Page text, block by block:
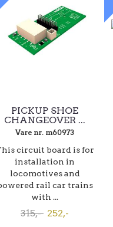
PICKUP SHOE
CHANGEOVER ...
Vare nr. m60973
circuit board is for
installation in
locomotives and
rail car trains
with ...
315,- 252,-